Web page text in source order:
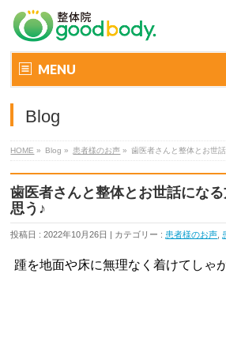
MENU
Blog
HOME » Blog » 患者様のお声 » 歯医者さんと整体とお世
歯医者さんと整体とお世話にな
思う♪
投稿日 : 2022年10月26日 | カテゴリー : 患者様のお声
踵を地面や床に無理なく着けてしゃ